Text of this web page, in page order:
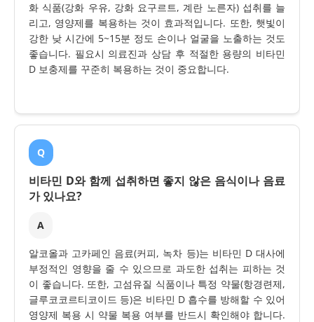
화 식품(강화 우유, 강화 요구르트, 계란 노른자) 섭취를 늘
리고, 영양제를 복용하는 것이 효과적입니다. 또한, 햇빛이
강한 낮 시간에 5~15분 정도 손이나 얼굴을 노출하는 것도
좋습니다. 필요시 의료진과 상담 후 적절한 용량의 비타민
D 보충제를 꾸준히 복용하는 것이 중요합니다.
Q
비타민 D와 함께 섭취하면 좋지 않은 음식이나 음료
가 있나요?
A
알코올과 고카페인 음료(커피, 녹차 등)는 비타민 D 대사에
부정적인 영향을 줄 수 있으므로 과도한 섭취는 피하는 것
이 좋습니다. 또한, 고섬유질 식품이나 특정 약물(항경련제,
글루코코르티코이드 등)은 비타민 D 흡수를 방해할 수 있어
영양제 복용 시 약물 복용 여부를 반드시 확인해야 합니다.